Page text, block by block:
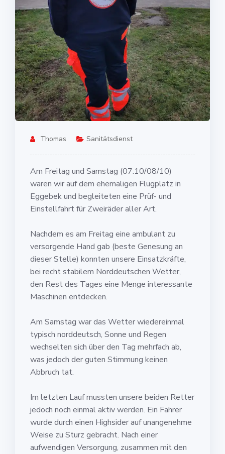
Thomas Sanitätsdienst
Am Freitag und Samstag (07.10/08/10)
waren wir auf dem ehemaligen Flugplatz in
Eggebek und begleiteten eine Prüf- und
Einstellfahrt für Zweiräder aller Art.
Nachdem es am Freitag eine ambulant zu
versorgende Hand gab (beste Genesung an
dieser Stelle) konnten unsere Einsatzkräfte,
bei recht stabilem Norddeutschen Wetter,
den Rest des Tages eine Menge interessante
Maschinen entdecken.
Am Samstag war das Wetter wiedereinmal
typisch norddeutsch, Sonne und Regen
wechselten sich über den Tag mehrfach ab,
was jedoch der guten Stimmung keinen
Abbruch tat.
Im letzten Lauf mussten unsere beiden Retter
jedoch noch einmal aktiv werden. Ein Fahrer
wurde durch einen Highsider auf unangenehme
Weise zu Sturz gebracht. Nach einer
aufwendigen Versorgung, zusammen mit den